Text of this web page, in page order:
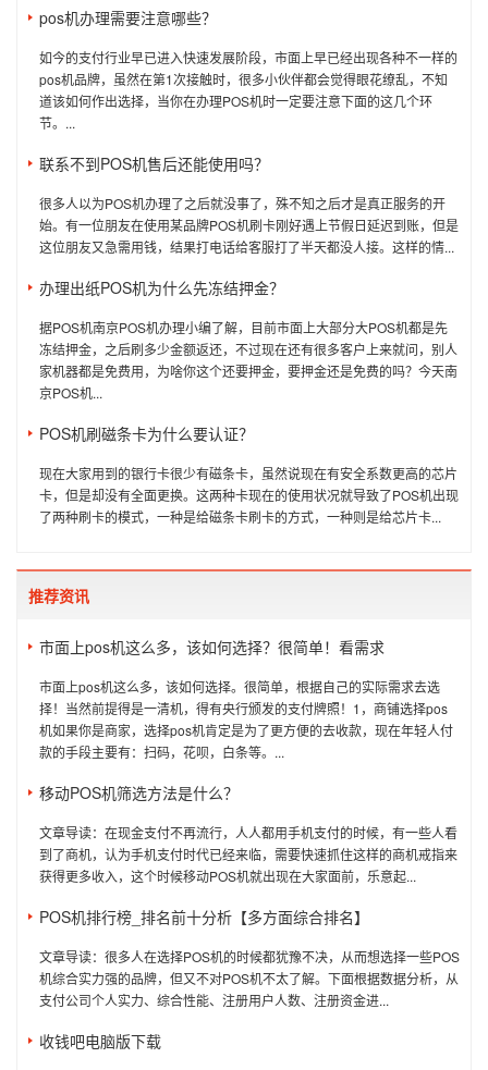
pos机办理需要注意哪些？
如今的支付行业早已进入快速发展阶段，市面上早已经出现各种不一样的
pos机品牌，虽然在第1次接触时，很多小伙伴都会觉得眼花缭乱，不知
道该如何作出选择，当你在办理POS机时一定要注意下面的这几个环
节。...
联系不到POS机售后还能使用吗？
很多人以为POS机办理了之后就没事了，殊不知之后才是真正服务的开
始。有一位朋友在使用某品牌POS机刷卡刚好遇上节假日延迟到账，但是
这位朋友又急需用钱，结果打电话给客服打了半天都没人接。这样的情...
办理出纸POS机为什么先冻结押金？
据POS机南京POS机办理小编了解，目前市面上大部分大POS机都是先
冻结押金，之后刷多少金额返还，不过现在还有很多客户上来就问，别人
家机器都是免费用，为啥你这个还要押金，要押金还是免费的吗？今天南
京POS机...
POS机刷磁条卡为什么要认证？
现在大家用到的银行卡很少有磁条卡，虽然说现在有安全系数更高的芯片
卡，但是却没有全面更换。这两种卡现在的使用状况就导致了POS机出现
了两种刷卡的模式，一种是给磁条卡刷卡的方式，一种则是给芯片卡...
推荐资讯
市面上pos机这么多，该如何选择？很简单！看需求
市面上pos机这么多，该如何选择。很简单，根据自己的实际需求去选
择！当然前提得是一清机，得有央行颁发的支付牌照！1，商铺选择pos
机如果你是商家，选择pos机肯定是为了更方便的去收款，现在年轻人付
款的手段主要有：扫码，花呗，白条等。...
移动POS机筛选方法是什么？
文章导读：在现金支付不再流行，人人都用手机支付的时候，有一些人看
到了商机，认为手机支付时代已经来临，需要快速抓住这样的商机戒指来
获得更多收入，这个时候移动POS机就出现在大家面前，乐意起...
POS机排行榜_排名前十分析【多方面综合排名】
文章导读：很多人在选择POS机的时候都犹豫不决，从而想选择一些POS
机综合实力强的品牌，但又不对POS机不太了解。下面根据数据分析，从
支付公司个人实力、综合性能、注册用户人数、注册资金进...
收钱吧电脑版下载